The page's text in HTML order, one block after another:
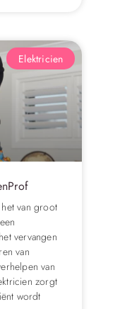
Elektricien
van groot
vervangen
van
van
zorgt
wordt